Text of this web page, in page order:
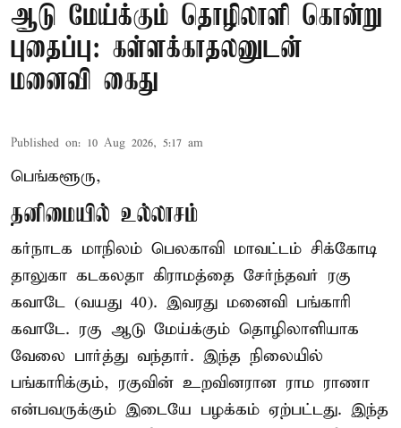
ஆடு மேய்க்கும் தொழிலாளி கொன்று
புதைப்பு: கள்ளக்காதலனுடன்
மனைவி கைது
Published on: 10 Aug 2026, 5:17 am
பெங்களூரு,
தனிமையில் உல்லாசம்
கர்நாடக மாநிலம் பெலகாவி மாவட்டம் சிக்கோடி
தாலுகா கடகலதா கிராமத்தை சேர்ந்தவர் ரகு
கவாடே (வயது 40). இவரது மனைவி பங்காரி
கவாடே. ரகு ஆடு மேய்க்கும் தொழிலாளியாக
வேலை பார்த்து வந்தார். இந்த நிலையில்
பங்காரிக்கும், ரகுவின் உறவினரான ராம ராணா
என்பவருக்கும் இடையே பழக்கம் ஏற்பட்டது. இந்த